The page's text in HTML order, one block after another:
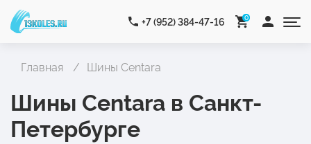
+7 (952) 384-47-16 0
Главная Шины Centara
Шины Centara в Санкт-
Петербурге